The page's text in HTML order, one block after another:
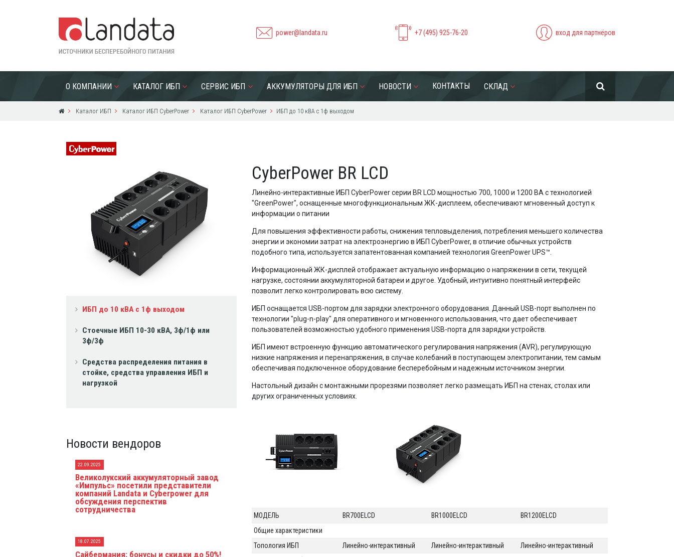
power@landata.ru +7 (495) 925-76-20 вход для партнёров
О КОМПАНИИ КАТАЛОГ ИБП СЕРВИС ИБП АККУМУЛЯТОРЫ ДЛЯ ИБП НОВОСТИ КОНТАКТЫ СКЛАД
Каталог ИБП Каталог ИБП CyberPower Каталог ИБП CyberPower ИБП до 10 кВА с 1ф выходом
ИБП до 10 кВА с 1ф выходом
Стоечные ИБП 10-30 кВА, 3ф/1ф или
3ф/3ф
Средства распределения питания в
стойке, средства управления ИБП и
нагрузкой
Новости вендоров
22.09.2025
Великолукский аккумуляторный завод
«Импульс» посетили представители
компаний Landata и Cyberpower для
обсуждения перспектив
сотрудничества
18.07.2025
Сайбермания: бонусы и скидки до 50%!
CyberPower BR LCD
Линейно-интерактивные ИБП CyberPower серии BR LCD мощностью 700, 1000 и 1200 ВА с технологией
"GreenPower", оснащенные многофункциональным ЖК-дисплеем, обеспечивают мгновенный доступ к
информации о питании
Для повышения эффективности работы, снижения тепловыделения, потребления меньшего количества
энергии и экономии затрат на электроэнергию в ИБП CyberPower, в отличие обычных устройств
подобного типа, используется запатентованная компанией технология GreenPower UPS™.
Информационный ЖК-дисплей отображает актуальную информацию о напряжении в сети, текущей
нагрузке, состоянии аккумуляторной батареи и другое. Удобный, интуитивно понятный интерфейс
позволит легко контролировать всю систему.
ИБП оснащается USB-портом для зарядки электронного оборудования. Данный USB-порт выполнен по
технологии "plug-n-play" для оперативного и мгновенного использования, что дает обеспечивает
пользователей возможностью удобного применения USB-порта для зарядки устройств.
ИБП имеют встроенную функцию автоматического регулирования напряжения (AVR), регулирующую
низкие напряжения и перенапряжения, в случае колебаний в поступающем электропитании, тем самым
обеспечивая подключенное оборудование бесперебойным и надежным источником энергии.
Настольный дизайн с монтажными прорезями позволяет легко размещать ИБП на стенах, столах или
других ограниченных условиях.
МОДЕЛЬ BR700ELCD BR1000ELCD
BR1200ELCD
Общие характеристики
Топология ИБП
Линейно-интерактивный Линейно-интерактивный
Линейно-интерактивный